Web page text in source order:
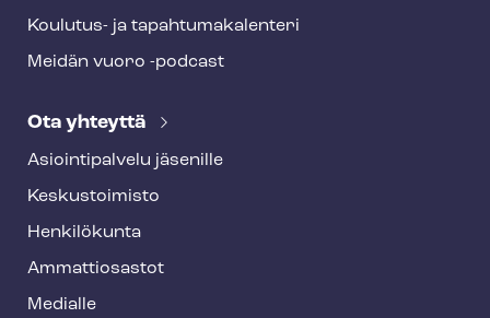
Koulutus- ja ta­pah­tu­ma­ka­len­te­ri
Meidän vuoro -podcast
Ota yhteyttä
Asioin­ti­pal­ve­lu jäsenille
Keskustoimisto
Henkilökunta
Ammattiosastot
Medialle